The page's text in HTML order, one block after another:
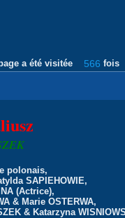
a été visitée 566 fois
polonais,
SAPIEHOWIE,
(Actrice),
& Marie OSTERWA,
& Katarzyna